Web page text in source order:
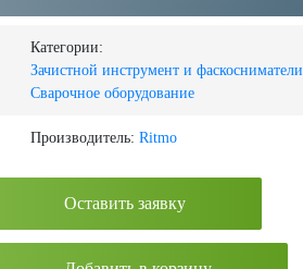
Категории:
Зачистной инструмент и фаскосниматели
Сварочное оборудование
Производитель: Ritmo
Оставить заявку